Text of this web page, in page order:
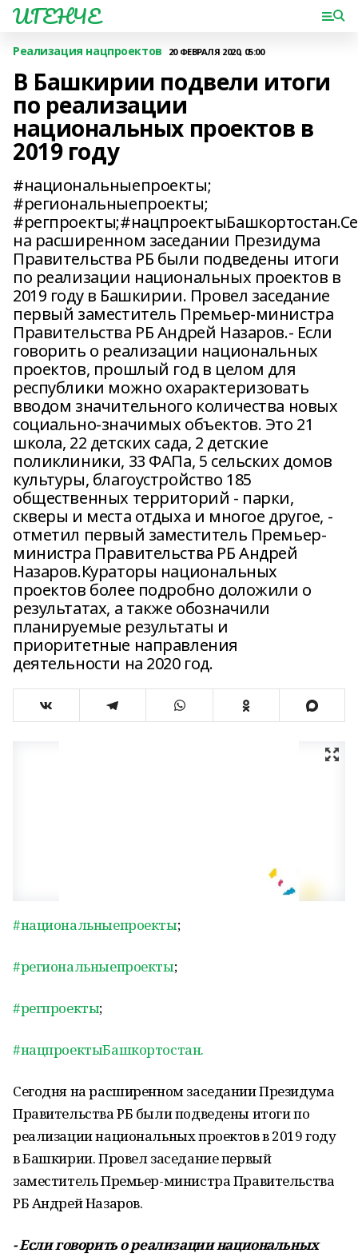
ИГЕНЧЕ
Реализация нацпроектов 20 ФЕВРАЛЯ 2020, 05:00
В Башкирии подвели итоги
по реализации
национальных проектов в
2019 году
#национальныепроекты;
#региональныепроекты;
на расширенном заседании Президума
Правительства РБ были подведены итоги
по реализации национальных проектов в
2019 году в Башкирии. Провел заседание
первый заместитель Премьер-министра
Правительства РБ Андрей Назаров.- Если
говорить о реализации национальных
проектов, прошлый год в целом для
республики можно охарактеризовать
вводом значительного количества новых
социально-значимых объектов. Это 21
школа, 22 детских сада, 2 детские
поликлиники, 33 ФАПа, 5 сельских домов
культуры, благоустройство 185
общественных территорий - парки,
скверы и места отдыха и многое другое, -
отметил первый заместитель Премьер-
министра Правительства РБ Андрей
Назаров.Кураторы национальных
проектов более подробно доложили о
результатах, а также обозначили
планируемые результаты и
приоритетные направления
деятельности на 2020 год.
#национальныепроекты;
#региональныепроекты;
#регпроекты;
#нацпроектыБашкортостан.
Сегодня на расширенном заседании Президума
Правительства РБ были подведены итоги по
реализации национальных проектов в 2019 году
в Башкирии. Провел заседание первый
заместитель Премьер-министра Правительства
РБ Андрей Назаров.
- Если говорить о реализации национальных